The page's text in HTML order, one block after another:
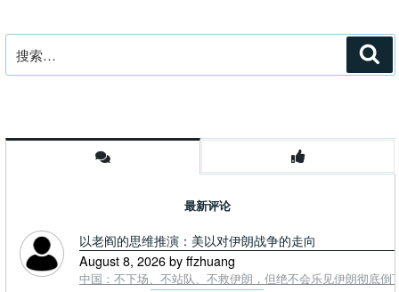
索：
最新评论
以老阎的思维推演：美以对伊朗战争的走向
August 8, 2026 by ffzhuang
中国：不下场、不站队、不救伊朗，但绝不会乐见伊朗彻底